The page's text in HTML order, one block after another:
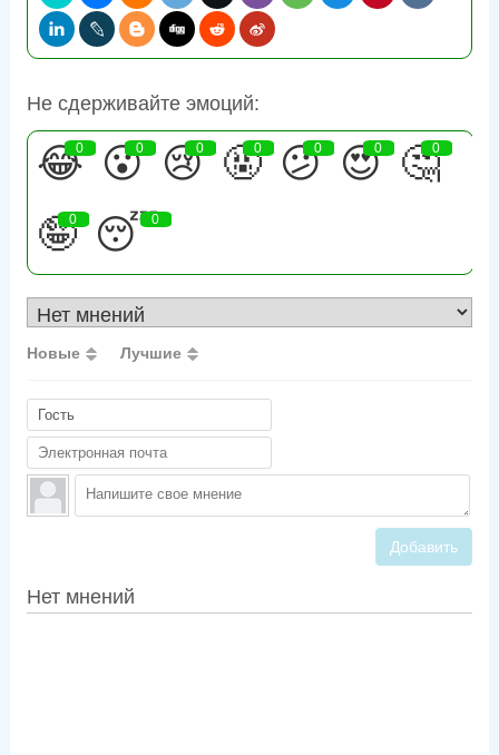
Не сдерживайте эмоций:
😂
0 😮
0 😢
0 🤬
0 😕
0 😍
0 🤔
0
🤪
0 😴
0
Новые Лучшие
Добавить
Нет мнений